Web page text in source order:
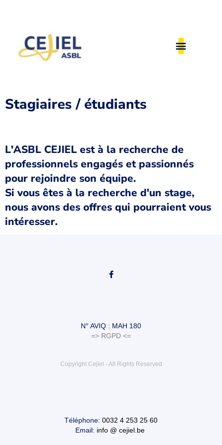
Stagiaires / étudiants
L'ASBL CEJIEL est à la recherche de
professionnels engagés et passionnés
pour rejoindre son équipe.
Si vous êtes à la recherche d'un stage,
nous avons des offres qui pourraient vous
intéresser.
Téléphone: 0032 4 253 25 60
Email: info @ cejiel.be
N° AVIQ : MAH 180
=> RGPD <=
Copyright Cejiel - All Rights Reserved